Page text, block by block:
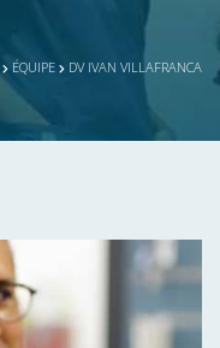
ÉQUIPE DV IVAN VILLAFRANCA